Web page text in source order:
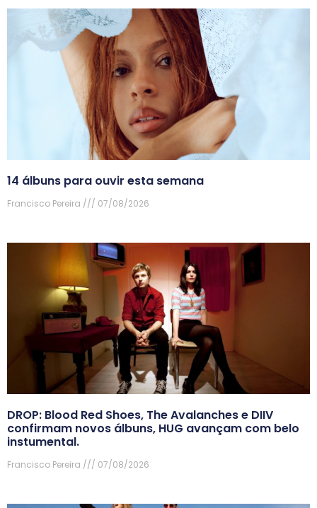
14 álbuns para ouvir esta semana
Francisco Pereira 07/08/2026
DROP: Blood Red Shoes, The Avalanches e DIIV
confirmam novos álbuns, HUG avançam com belo
instumental.
Francisco Pereira 07/08/2026